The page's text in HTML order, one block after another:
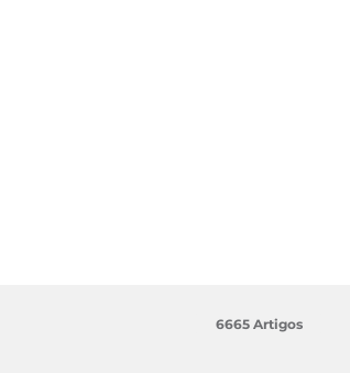
6665 Artigos